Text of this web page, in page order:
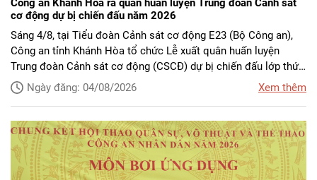
cơ động dự bị chiến đấu năm 2026
Sáng 4/8, tại Tiểu đoàn Cảnh sát cơ động E23 (Bộ Công an),
Công an tỉnh Khánh Hòa tổ chức Lễ xuất quân huấn luyện
Trung đoàn Cảnh sát cơ động (CSCĐ) dự bị chiến đấu lớp thứ
nhất năm 2026. Đại tá Lê Quang Dũng, Phó Giám đốc Công an
tỉnh dự và phát biểu chỉ đạo.
Ngày đăng: 04/08/2026 Xem thêm